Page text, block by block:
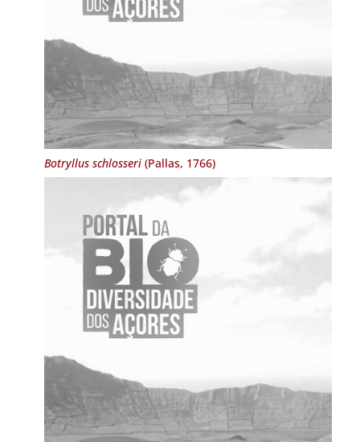
Botryllus schlosseri(Pallas, 1766)